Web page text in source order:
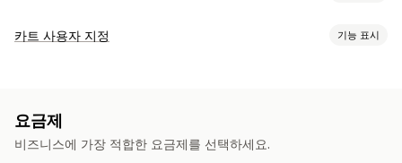
가격 계산
맞춤 설정
카트 사용자 지정 기능 표시
고정 카트
요금제
비즈니스에 가장 적합한 요금제를 선택하세요.